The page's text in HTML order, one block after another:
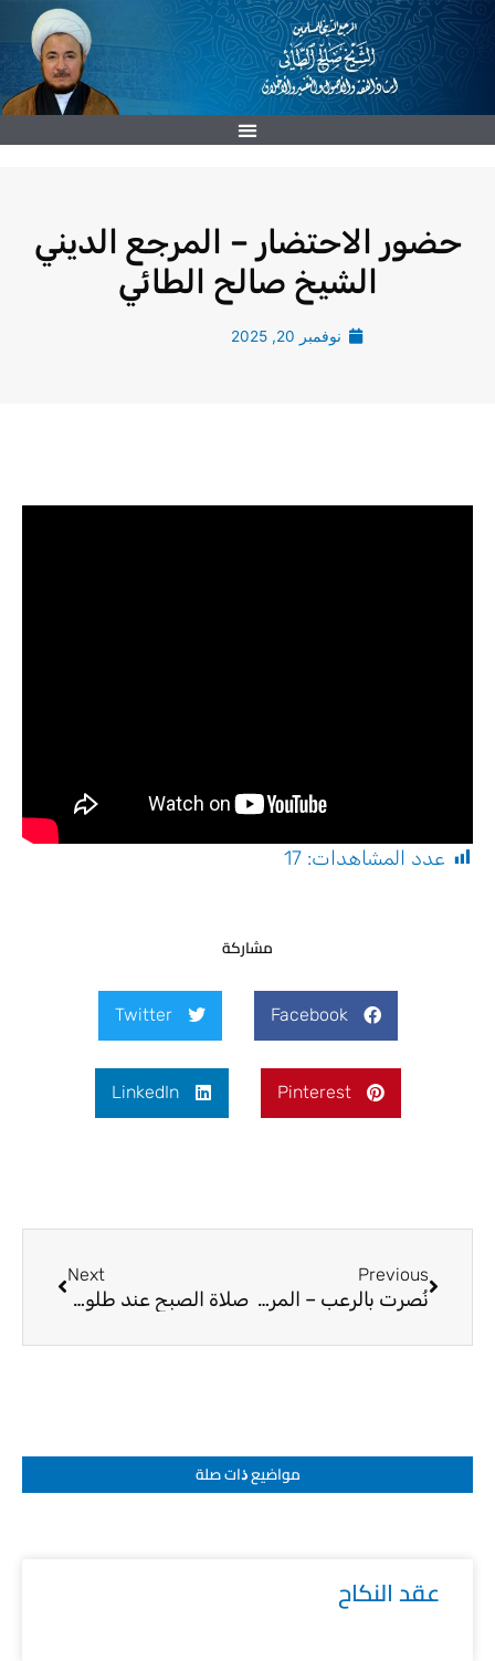
تخطي
حضور الاحتضار – المرجع الديني
الشيخ صالح الطائي
نوفمبر 20, 2025
عدد المشاهدات: 17
مشاركة
Facebook
Twitter
Pinterest
LinkedIn
Previous
نُصرت بالرعب – المرجع الديني الشيخ صالح الطائي
Next
صلاة الصبح عند طلوع الفجر – المرجع الديني الشيخ صالح الطائي
مواضيع ﺫات صلة
عقد النكاح